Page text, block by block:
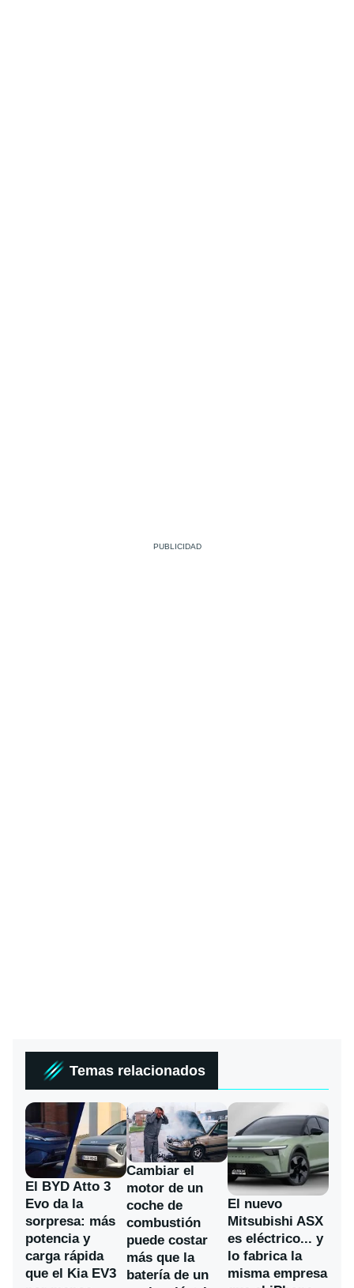
Temas relacionados
El BYD Atto 3
Evo da la
sorpresa: más
potencia y
carga rápida
que el Kia EV3
Cambiar el
motor de un
coche de
combustión
puede costar
más que la
batería de un
El nuevo
Mitsubishi ASX
es eléctrico... y
lo fabrica la
misma empresa